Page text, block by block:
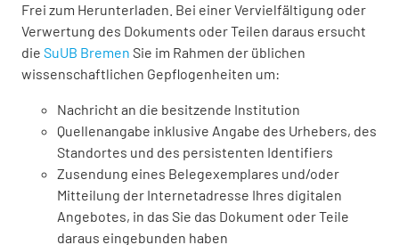
Frei zum Herunterladen. Bei einer Vervielfältigung oder
Verwertung des Dokuments oder Teilen daraus ersucht
die SuUB Bremen Sie im Rahmen der üblichen
wissenschaftlichen Gepflogenheiten um:
Nachricht an die besitzende Institution
Quellenangabe inklusive Angabe des Urhebers, des
Standortes und des persistenten Identifiers
Zusendung eines Belegexemplares und/oder
Mitteilung der Internetadresse Ihres digitalen
Angebotes, in das Sie das Dokument oder Teile
daraus eingebunden haben